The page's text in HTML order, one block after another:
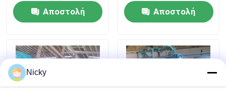
Ζητήστε μια προσφορά
Παραγωγοί αζώτου PSA
Γεννήτρια αζώτου υψηλής αγνότητας
ενεργειακή απόδοση
Αποστολή
συντήρηση
Αποστολή
Nicky